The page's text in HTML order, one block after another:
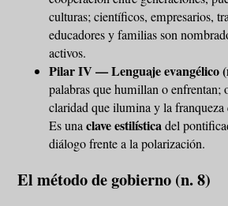
culturas; científicos, empresarios,
educadores y familias son
activos.
Pilar IV — Lenguaje evangélico
palabras que humillan o enfrentan;
claridad que ilumina y la franqueza
Es unaclave estilísticadel
diálogo frente a la polarización.
El método de gobierno (n. 8)